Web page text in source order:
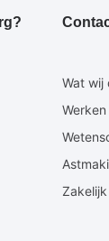
Wat wij
Zakelijk